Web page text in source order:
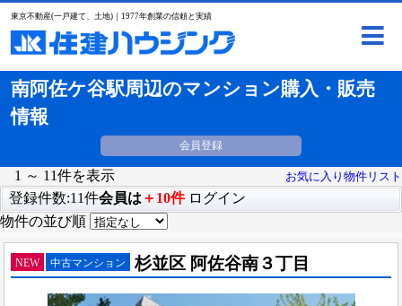
東京不動産(一戸建て、土地)｜1977年創業の信頼と実績
南阿佐ケ谷駅周辺のマンション購入・販売
情報
会員登録
1 ～ 11件を表示 お気に入り物件リスト
登録件数:11件会員は ＋10件 ログイン
物件の並び順
NEW 中古マンション 杉並区 阿佐谷南３丁目